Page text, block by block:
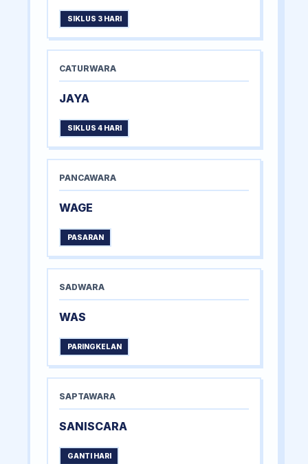
SIKLUS 3 HARI
CATURWARA
JAYA
SIKLUS 4 HARI
PANCAWARA
WAGE
PASARAN
SADWARA
WAS
PARINGKELAN
SAPTAWARA
SANISCARA
GANTI HARI